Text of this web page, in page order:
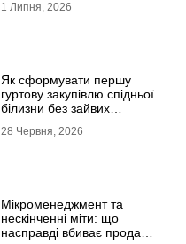
1 Липня, 2026
Як сформувати першу
гуртову закупівлю спідньої
білизни без зайвих
28 Червня, 2026
Мікроменеджмент та
нескінченні міти: що
насправді вбиває продажі